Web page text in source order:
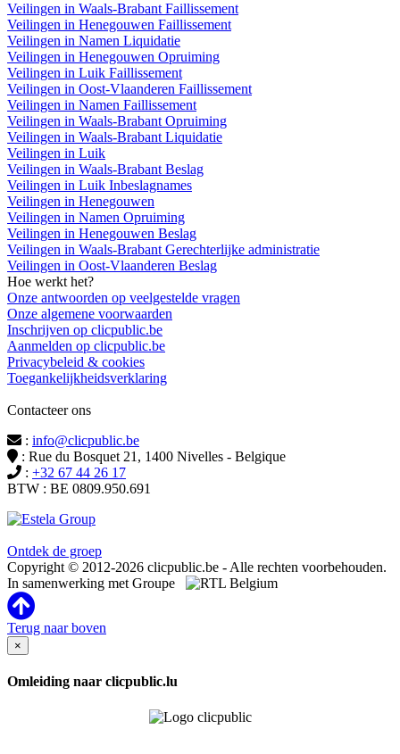
Veilingen in Waals-Brabant Faillissement
Veilingen in Henegouwen Faillissement
Veilingen in Namen Liquidatie
Veilingen in Henegouwen Opruiming
Veilingen in Luik Faillissement
Veilingen in Oost-Vlaanderen Faillissement
Veilingen in Namen Faillissement
Veilingen in Waals-Brabant Opruiming
Veilingen in Waals-Brabant Liquidatie
Veilingen in Luik
Veilingen in Waals-Brabant Beslag
Veilingen in Luik Inbeslagnames
Veilingen in Henegouwen
Veilingen in Namen Opruiming
Veilingen in Henegouwen Beslag
Veilingen in Waals-Brabant Gerechterlijke administratie
Veilingen in Oost-Vlaanderen Beslag
Hoe werkt het?
Onze antwoorden op veelgestelde vragen
Onze algemene voorwaarden
Inschrijven op clicpublic.be
Aanmelden op clicpublic.be
Privacybeleid & cookies
Toegankelijkheidsverklaring
Contacteer ons
: info@clicpublic.be
: Rue du Bosquet 21, 1400 Nivelles - Belgique
: +32 67 44 26 17
BTW : BE 0809.950.691
Ontdek de groep
Copyright © 2012-2026 clicpublic.be - Alle rechten voorbehouden.
In samenwerking met Groupe
Terug naar boven
×
Omleiding naar clicpublic.lu